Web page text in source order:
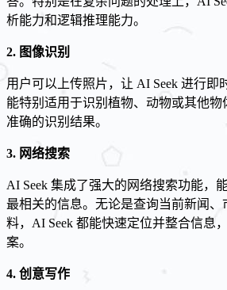
析能力和逻辑推理能力。
2. 图像识别
用户可以上传照片，让 AI Seek 进行即
能特别适用于识别植物、动物或其他物
准确的识别结果。
3. 网络搜索
AI Seek 集成了强大的网络搜索功能，
最相关的信息。无论是查询当前新闻、
料，AI Seek 都能快速定位并整合信息
案。
4. 创意写作